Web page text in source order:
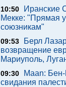
10:50
Иранские
Мекке: "Прямая
союзникам"
09:53
Берл
возвращение
Мариуполь,
09:30
Maan:
свидания